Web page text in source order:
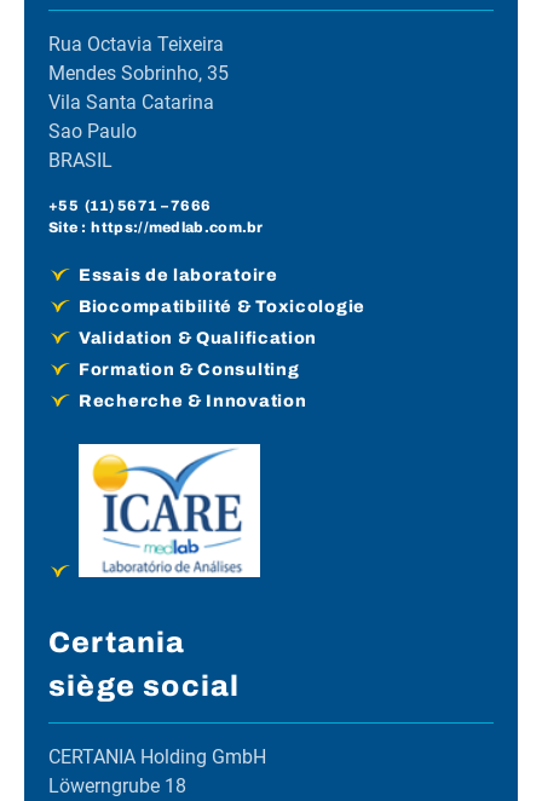
Rua Octavia Teixeira
Mendes Sobrinho, 35
Vila Santa Catarina
Sao Paulo
BRASIL
+55 (11) 5671 – 7666
Site : https://medlab.com.br
Essais de laboratoire
Biocompatibilité & Toxicologie
Validation & Qualification
Formation & Consulting
Recherche & Innovation
Certania
siège social
CERTANIA Holding GmbH
Löwerngrube 18